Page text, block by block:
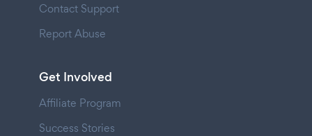
Contact Support
Report Abuse
Get Involved
Affiliate Program
Success Stories